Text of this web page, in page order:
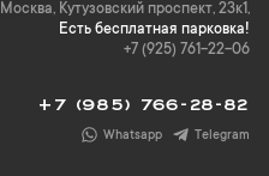
Москва, Кутузовский проспект, 23к1,
Есть бесплатная парковка!
+7 (925) 761-22-06
+7 (985) 766-28-82
Whatsapp Telegram